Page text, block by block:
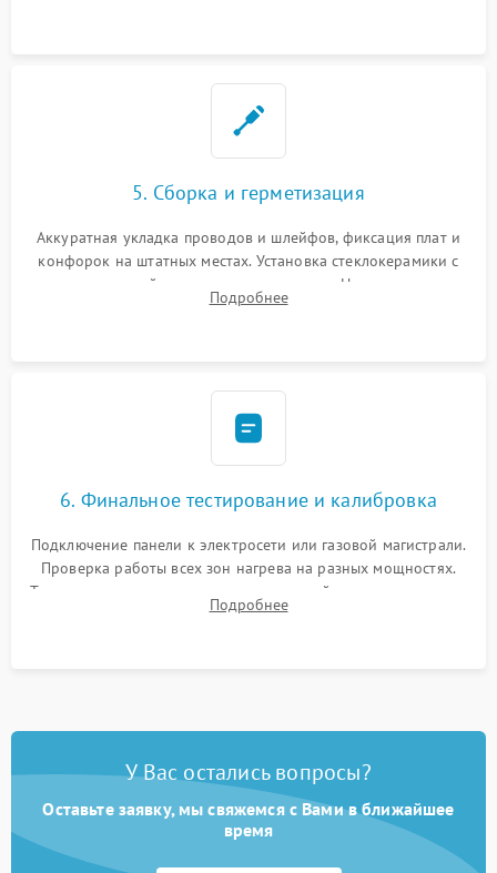
5. Сборка и герметизация
Аккуратная укладка проводов и шлейфов, фиксация плат и
конфорок на штатных местах. Установка стеклокерамики с
проверкой равномерности зазоров. Нанесение
термостойкого герметика или укладка уплотнительной
Подробнее
6. Финальное тестирование и калибровка
Подключение панели к электросети или газовой магистрали.
Проверка работы всех зон нагрева на разных мощностях.
Тестирование сенсорного управления, таймера, индикаторов
остаточного тепла и систем защиты от перегрева.
Подробнее
У Вас остались вопросы?
Оставьте заявку, мы свяжемся с Вами в ближайшее
время